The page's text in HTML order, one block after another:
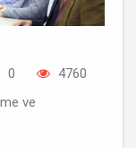
0
4760
ve